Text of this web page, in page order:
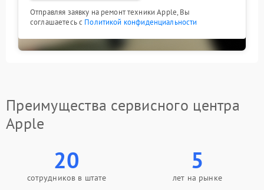
Отправляя заявку на ремонт техники Apple, Вы
соглашаетесь с Политикой конфиденциальности
Преимущества сервисного центра
Apple
20
сотрудников в штате
5
лет на рынке